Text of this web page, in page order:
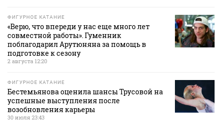
ФИГУРНОЕ КАТАНИЕ
«Верю, что впереди у нас еще много лет
совместной работы». Гуменник
поблагодарил Арутюняна за помощь в
подготовке к сезону
2 августа 12:20
ФИГУРНОЕ КАТАНИЕ
Бестемьянова оценила шансы Трусовой на
успешные выступления после
возобновления карьеры
30 июля 23:43